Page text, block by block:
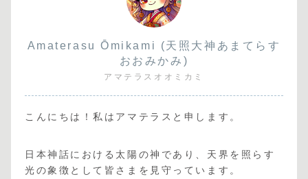
Amaterasu Ōmikami (天照大神あまてらす
おおみかみ)
アマテラスオオミカミ
こんにちは！私はアマテラスと申します。
日本神話における太陽の神であり、天界を照らす
光の象徴として皆さまを見守っています。